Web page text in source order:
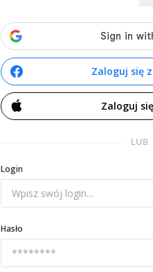
Zaloguj się
Zaloguj
LUB
Login
Hasło